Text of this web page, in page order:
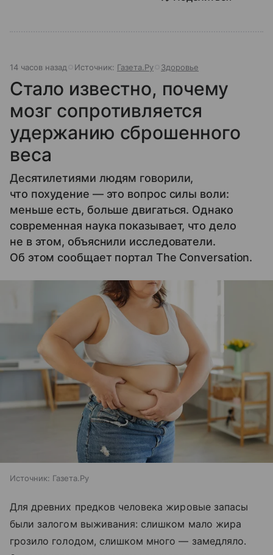
14 часов назад Источник: Газета.Ру Здоровье
Стало известно, почему
мозг сопротивляется
удержанию сброшенного
веса
Десятилетиями людям говорили,
что похудение — это вопрос силы воли:
меньше есть, больше двигаться. Однако
современная наука показывает, что дело
не в этом, объяснили исследователи.
Об этом сообщает портал The Conversation.
Источник: Газета.Ру
Для древних предков человека жировые запасы
были залогом выживания: слишком мало жира
грозило голодом, слишком много — замедляло.